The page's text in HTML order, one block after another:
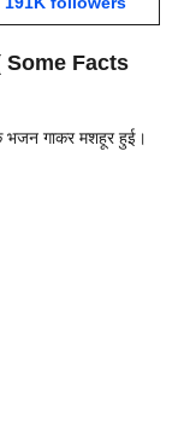
Some Facts
भजन गाकर मशहूर हुई।